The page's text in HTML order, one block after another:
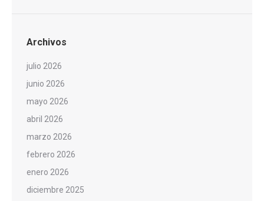
Archivos
julio 2026
junio 2026
mayo 2026
abril 2026
marzo 2026
febrero 2026
enero 2026
diciembre 2025